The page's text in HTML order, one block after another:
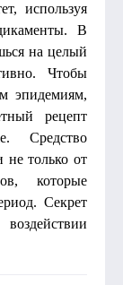
используя
В
на целый
Чтобы
эпидемиям,
рецепт
Средство
не только от
которые
Секрет